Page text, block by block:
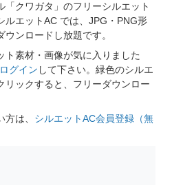
「クワガタ」のフリーシルエット
ルエットAC では、JPG・PNG形
ンロードし放題です。
ト素材・画像が気に入りました
グイン して下さい。緑色のシルエ
リックすると、フリーダウンロー
は、 シルエットAC会員登録（無